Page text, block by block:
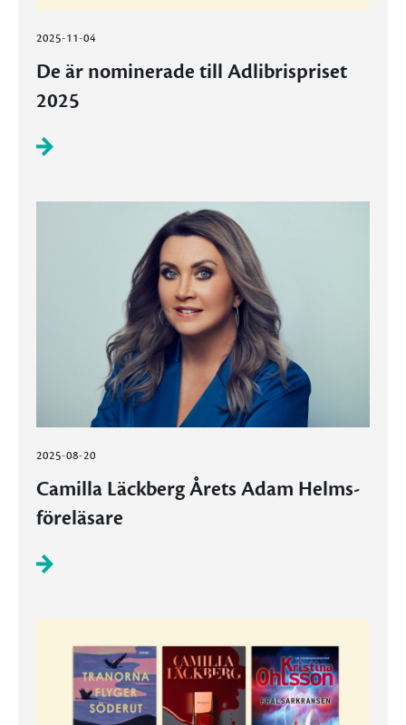
2025-11-04
De är nominerade till Adlibrispriset
2025
2025-08-20
Camilla Läckberg Årets Adam Helms-
föreläsare